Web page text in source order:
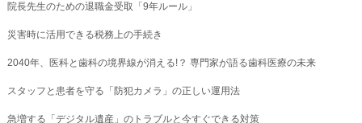
院長先生のための退職金受取「9年ルール」
災害時に活用できる税務上の手続き
2040年、医科と歯科の境界線が消える!？ 専門家が語る歯科医療の未来
スタッフと患者を守る「防犯カメラ」の正しい運用法
急増する「デジタル遺産」のトラブルと今すぐできる対策